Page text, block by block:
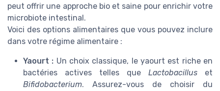
peut offrir une approche bio et saine pour enrichir votre
microbiote intestinal.
Voici des options alimentaires que vous pouvez inclure
dans votre régime alimentaire :
Yaourt : Un choix classique, le yaourt est riche en
bactéries actives telles que Lactobacillus et
Bifidobacterium. Assurez-vous de choisir du